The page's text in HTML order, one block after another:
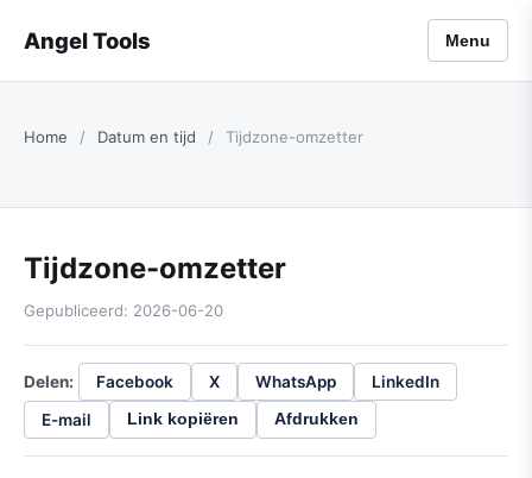
Angel Tools Menu
Home / Datum en tijd / Tijdzone-omzetter
Tijdzone-omzetter
Gepubliceerd: 2026-06-20
Delen: Facebook X WhatsApp
LinkedIn
E-mail
Link kopiëren Afdrukken